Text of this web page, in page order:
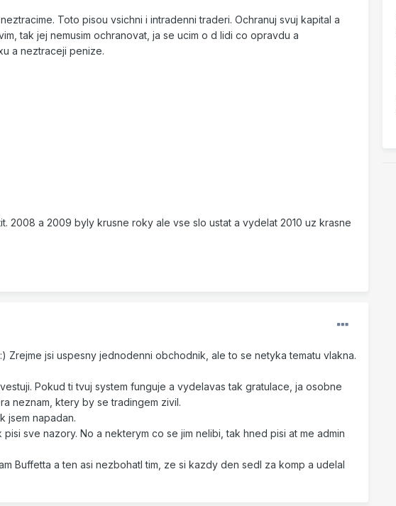
Toto pisou vsichni i intradenni traderi. Ochranuj svuj kapital a
tak jej nemusim ochranovat, ja se ucim o d lidi co opravdu a
a neztraceji penize.
2008 a 2009 byly krusne roky ale vse slo ustat a vydelat 2010 uz krasne
Zrejme jsi uspesny jednodenni obchodnik, ale to se netyka tematu vlakna.
Pokud ti tvuj system funguje a vydelavas tak gratulace, ja osobne
neznam, ktery by se tradingem zivil.
jsem napadan.
sve nazory. No a nekterym co se jim nelibi, tak hned pisi at me admin
Buffetta a ten asi nezbohatl tim, ze si kazdy den sedl za komp a udelal